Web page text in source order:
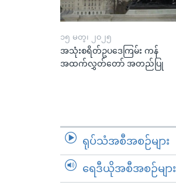
၁၅ မတ္၊ ၂၀၂၅
အသုံးစရိတ်ဥပဒေကြမ်း ကန်
အထက်လွှတ်တော် အတည်ပြု
ရုပ်သံအစီအစဉ်များ
ရေဒီယိုအစီအစဉ်များ